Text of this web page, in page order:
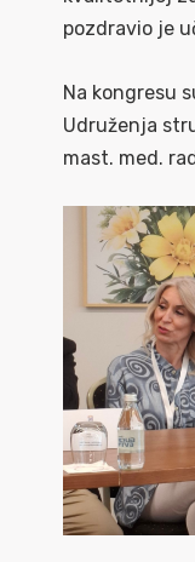
pozdravio je
Na kongresu
Udruženja
mast. med.